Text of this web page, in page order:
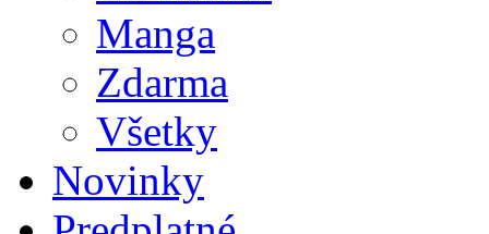
Manga
Zdarma
Všetky
Novinky